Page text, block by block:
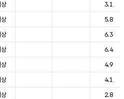
3.1
5.8
6.3
6.4
4.9
4.1
2.8